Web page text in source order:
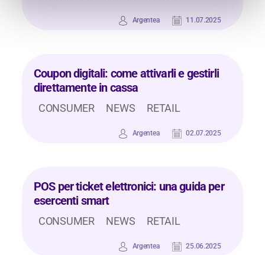
Argentea 11.07.2025
Coupon digitali: come attivarli e gestirli
direttamente in cassa
CONSUMER NEWS RETAIL
Argentea 02.07.2025
POS per ticket elettronici: una guida per
esercenti smart
CONSUMER NEWS RETAIL
Argentea 25.06.2025